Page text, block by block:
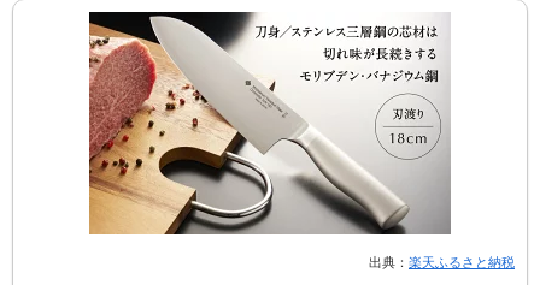
出典： 楽天ふるさと納税